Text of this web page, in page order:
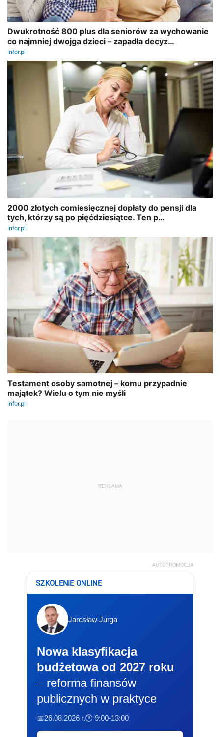
REKLAMA
AUTOPROMOCJA
SZKOLENIE ONLINE
Jarosław Jurga
Nowa klasyfikacja
budżetowa od 2027 roku
– reforma finansów
publicznych w praktyce
📅26.08.2026 r.🕐 9:00-13:00